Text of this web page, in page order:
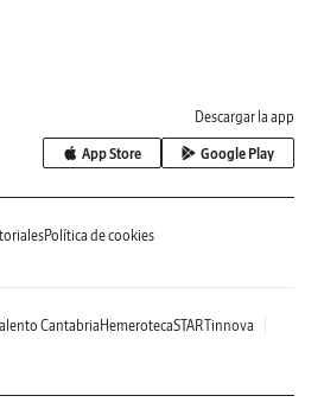
Descargar la app
App Store Google Play
Política de cookies
CantabriaHemerotecaSTARTinnova